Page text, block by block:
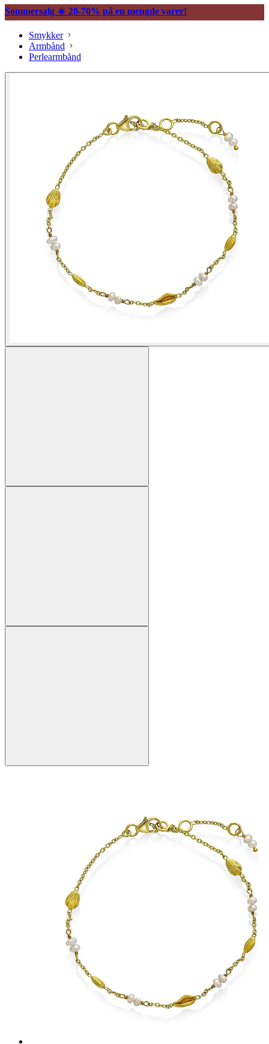
Sommersalg ☀️ 20-70% på en mengde varer!
Smykker
Armbånd
Perlearmbånd